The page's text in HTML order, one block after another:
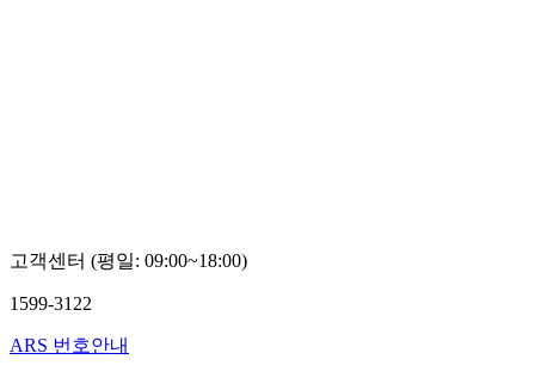
고객센터 (평일: 09:00~18:00)
1599-3122
ARS 번호안내